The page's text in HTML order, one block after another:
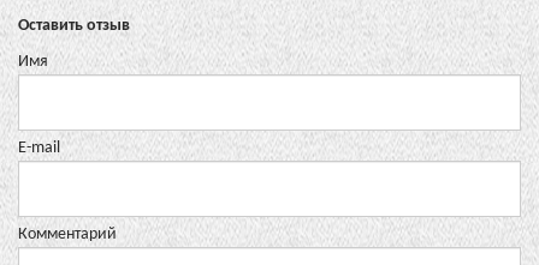
Оставить отзыв
Имя
E-mail
Комментарий